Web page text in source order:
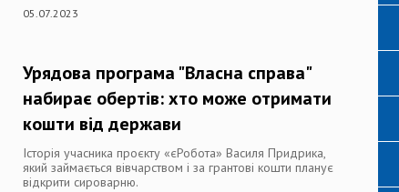
05.07.2023
Урядова програма "Власна справа"
набирає обертів: хто може отримати
кошти від держави
Історія учасника проєкту «єРобота» Василя Придрика,
який займається вівчарством і за грантові кошти планує
відкрити сироварню.